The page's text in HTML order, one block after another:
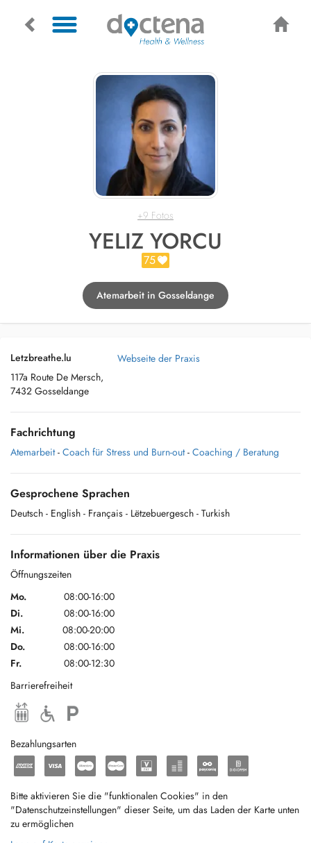
+9 Fotos
YELIZ YORCU
75
Atemarbeit in Gosseldange
Letzbreathe.lu
117a Route De Mersch,
7432 Gosseldange
Webseite der Praxis
Fachrichtung
Atemarbeit - Coach für Stress und Burn-out - Coaching / Beratung
Gesprochene Sprachen
Deutsch - English - Français - Lëtzebuergesch - Turkish
Informationen über die Praxis
Öffnungszeiten
Mo.
08:00-16:00
Di.
08:00-16:00
Mi.
08:00-20:00
Do.
08:00-16:00
Fr.
08:00-12:30
Barrierefreiheit
Bezahlungsarten
Bitte aktivieren Sie die "funktionalen Cookies" in den
"Datenschutzeinstellungen" dieser Seite, um das Laden der Karte unten
zu ermöglichen